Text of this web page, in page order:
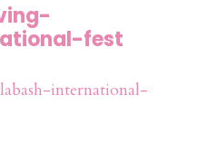
fest
international-